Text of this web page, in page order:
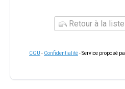
Retour à la
CGU - Confidentialité- Service proposé